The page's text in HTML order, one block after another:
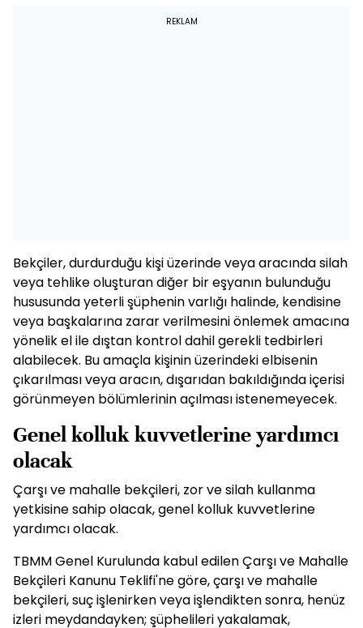
REKLAM
Bekçiler, durdurduğu kişi üzerinde veya aracında silah
veya tehlike oluşturan diğer bir eşyanın bulunduğu
hususunda yeterli şüphenin varlığı halinde, kendisine
veya başkalarına zarar verilmesini önlemek amacına
yönelik el ile dıştan kontrol dahil gerekli tedbirleri
alabilecek. Bu amaçla kişinin üzerindeki elbisenin
çıkarılması veya aracın, dışarıdan bakıldığında içerisi
görünmeyen bölümlerinin açılması istenemeyecek.
Genel kolluk kuvvetlerine yardımcı
olacak
Çarşı ve mahalle bekçileri, zor ve silah kullanma
yetkisine sahip olacak, genel kolluk kuvvetlerine
yardımcı olacak.
TBMM Genel Kurulunda kabul edilen Çarşı ve Mahalle
Bekçileri Kanunu Teklifi'ne göre, çarşı ve mahalle
bekçileri, suç işlenirken veya işlendikten sonra, henüz
izleri meydandayken; şüphelileri yakalamak,